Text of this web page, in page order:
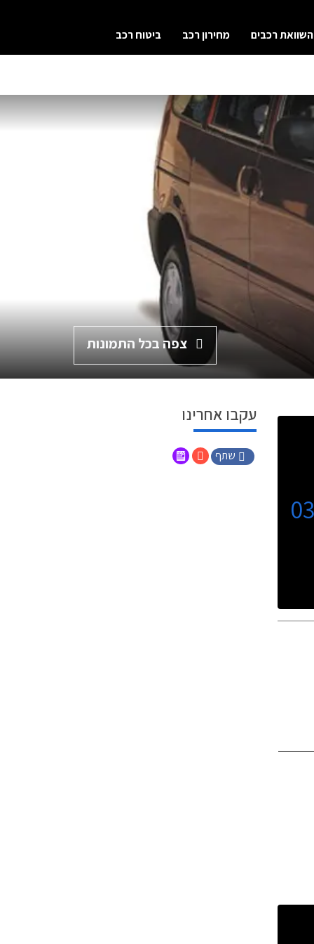
השוואת רכבים מחירון רכב ביטוח רכב
צפה בכל התמונות
עקבו אחרינו
שתף